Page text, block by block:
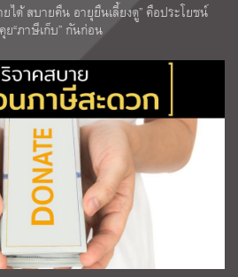
ได้ สบายคืน อายุยืนเลี้ยงดู” คือประโยชน์
“ภาษีเก็บ” กันก่อน